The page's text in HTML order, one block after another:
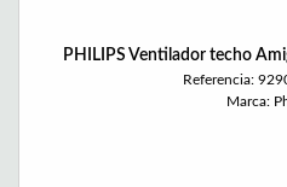
PHILIPS Ventilador techo
Referencia:
Marca: